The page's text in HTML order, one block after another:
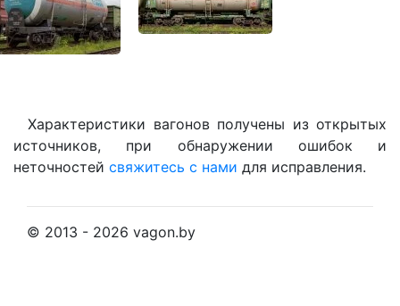
Характеристики вагонов получены из открытых
источников, при обнаружении ошибок и
неточностей свяжитесь с нами для исправления.
© 2013 - 2026 vagon.by